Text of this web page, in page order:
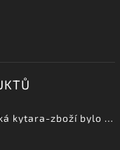
Aria PE DLX VCS - elektrická kytara-zboží bylo vystaveno na prodejně